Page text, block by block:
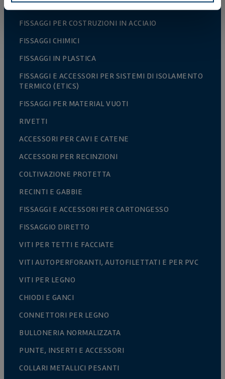
FISSAGGI METALLICI
FISSAGGI PER COSTRUZIONI IN ACCIAIO
FISSAGGI CHIMICI
FISSAGGI IN PLASTICA
FISSAGGI E ACCESSORI PER SISTEMI DI ISOLAMENTO
TERMICO (ETICS)
FISSAGGI PER MATERIAL VUOTI
RIVETTI
ACCESSORI PER CAVI E CATENE
ACCESSORI PER RECINZIONI
COLTIVAZIONE PROTETTA
RECINTI E GABBIE
FISSAGGI E ACCESSORI PER CARTONGESSO
FISSAGGIO DIRETTO
VITI PER TETTI E FACCIATE
VITI AUTOPERFORANTI, AUTOFILETTATI E PER PVC
VITI PER LEGNO
CHIODI E GANCI
CONNETTORI PER LEGNO
BULLONERIA NORMALIZZATA
PUNTE, INSERTI E ACCESSORI
COLLARI METALLICI PESANTI